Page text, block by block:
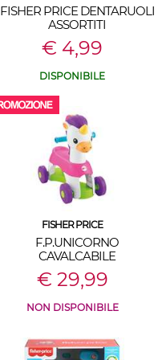
FISHER PRICE DENTARUOLI
ASSORTITI
€ 4,99
DISPONIBILE
FISHER PRICE
F.P.UNICORNO
CAVALCABILE
€ 29,99
NON DISPONIBILE